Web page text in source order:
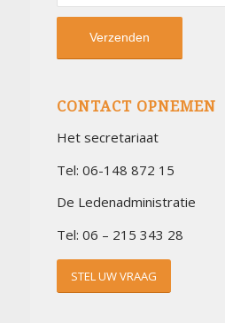
CONTACT OPNEMEN
Het secretariaat
Tel: 06-148 872 15
De Ledenadministratie
Tel: 06 – 215 343 28
STEL UW VRAAG